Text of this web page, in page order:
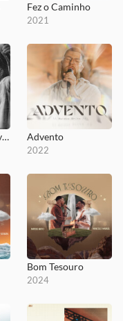
Fez o Caminho
2021
Mateus Brito - Live Conference Advento
2022
Bom Tesouro
2024